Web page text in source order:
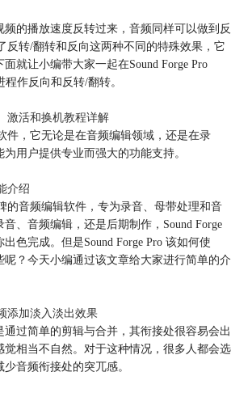
不习惯新的峰值仪表V2的视图，此时大家
旧版的峰值仪表。右键单击声道计量表视
图3红色箭头所示。选择后会发现有一半的
，此时再次右键单击，并取消选择原来
所示，即可转化为旧版的峰值仪表。
的播放速度反转过来，音频同样可以做到反
反转/翻转和反向这两种不同的特殊效果，它
就让小编带大家一起在Sound Forge Pro
作反向和反转/翻转。
激活和换机教程详解
件，它无论是在音频编辑领域，还是在录
用户提供专业而强大的功能支持。
介绍
的音频编辑软件，专为录音、母带处理和音
、音频编辑，还是后期制作，Sound Forge
色完成。但是Sound Forge Pro 该如何使
呢？今天小编通过该文章给大家进行简单的介
添加淡入淡出效果
过简单的剪辑与合并，其衔接处很容易会出
相当不自然。对于这种情况，很多人都会选
音频衔接处的突兀感。